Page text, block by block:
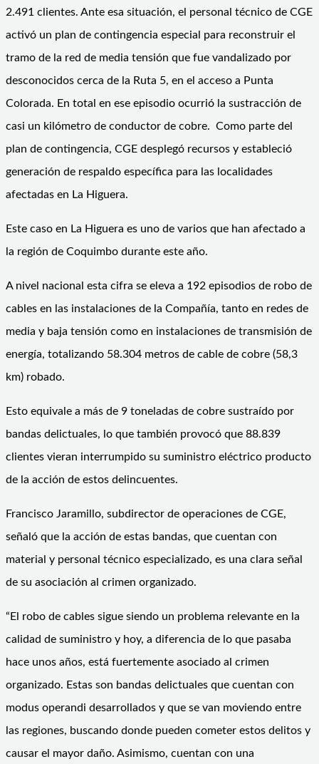
2.491 clientes. Ante esa situación, el personal técnico de CGE
activó un plan de contingencia especial para reconstruir el
tramo de la red de media tensión que fue vandalizado por
desconocidos cerca de la Ruta 5, en el acceso a Punta
Colorada. En total en ese episodio ocurrió la sustracción de
casi un kilómetro de conductor de cobre. Como parte del
plan de contingencia, CGE desplegó recursos y estableció
generación de respaldo específica para las localidades
afectadas en La Higuera.
Este caso en La Higuera es uno de varios que han afectado a
la región de Coquimbo durante este año.
A nivel nacional esta cifra se eleva a 192 episodios de robo de
cables en las instalaciones de la Compañía, tanto en redes de
media y baja tensión como en instalaciones de transmisión de
energía, totalizando 58.304 metros de cable de cobre (58,3
km) robado.
Esto equivale a más de 9 toneladas de cobre sustraído por
bandas delictuales, lo que también provocó que 88.839
clientes vieran interrumpido su suministro eléctrico producto
de la acción de estos delincuentes.
Francisco Jaramillo, subdirector de operaciones de CGE,
señaló que la acción de estas bandas, que cuentan con
material y personal técnico especializado, es una clara señal
de su asociación al crimen organizado.
“El robo de cables sigue siendo un problema relevante en la
calidad de suministro y hoy, a diferencia de lo que pasaba
hace unos años, está fuertemente asociado al crimen
organizado. Estas son bandas delictuales que cuentan con
modus operandi desarrollados y que se van moviendo entre
las regiones, buscando donde pueden cometer estos delitos y
causar el mayor daño. Asimismo, cuentan con una